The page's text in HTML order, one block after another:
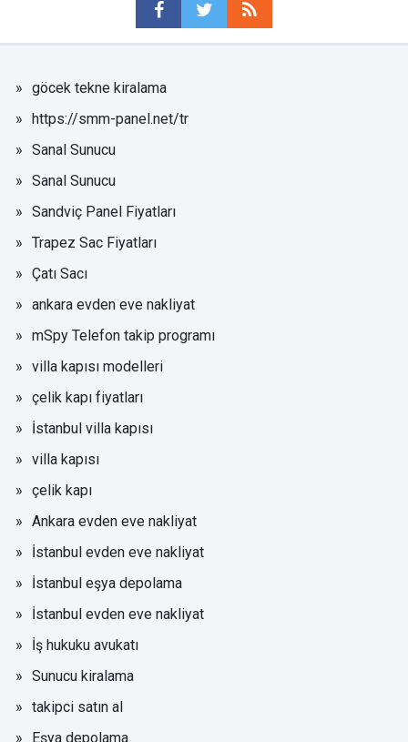
göcek tekne kiralama
https://smm-panel.net/tr
Sanal Sunucu
Sanal Sunucu
Sandviç Panel Fiyatları
Trapez Sac Fiyatları
Çatı Sacı
ankara evden eve nakliyat
mSpy Telefon takip programı
villa kapısı modelleri
çelik kapı fiyatları
İstanbul villa kapısı
villa kapısı
çelik kapı
Ankara evden eve nakliyat
İstanbul evden eve nakliyat
İstanbul eşya depolama
İstanbul evden eve nakliyat
İş hukuku avukatı
Sunucu kiralama
takipci satın al
Eşya depolama